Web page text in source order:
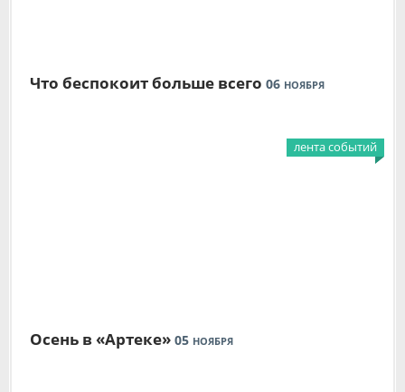
Что беспокоит больше всего 06 НОЯБРЯ
лента событий
Осень в «Артеке» 05 НОЯБРЯ